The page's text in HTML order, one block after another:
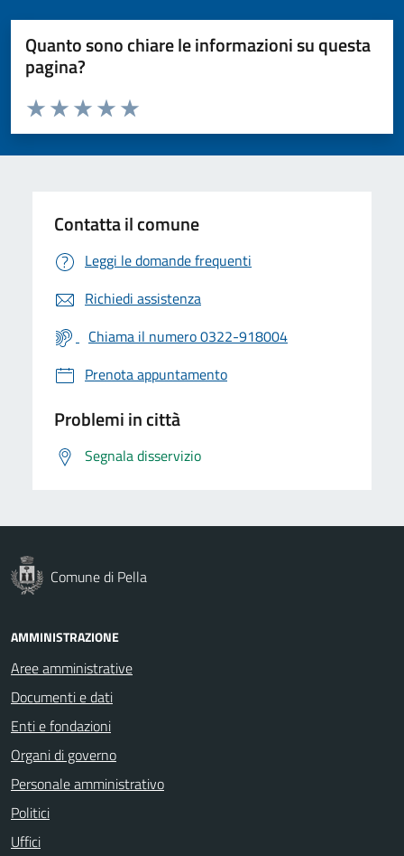
Quanto sono chiare le informazioni su questa
pagina?
Valuta da 1 a 5 stelle la pagina
Valuta 5 stelle su 5
Valuta 4 stelle su 5
Valuta 3 stelle su 5
Valuta 2 stelle su 5
Valuta 1 stelle su 5
Contatta il comune
Leggi le domande frequenti
Richiedi assistenza
Chiama il numero 0322-918004
Prenota appuntamento
Problemi in città
Segnala disservizio
Comune di Pella
AMMINISTRAZIONE
Aree amministrative
Documenti e dati
Enti e fondazioni
Organi di governo
Personale amministrativo
Politici
Uffici